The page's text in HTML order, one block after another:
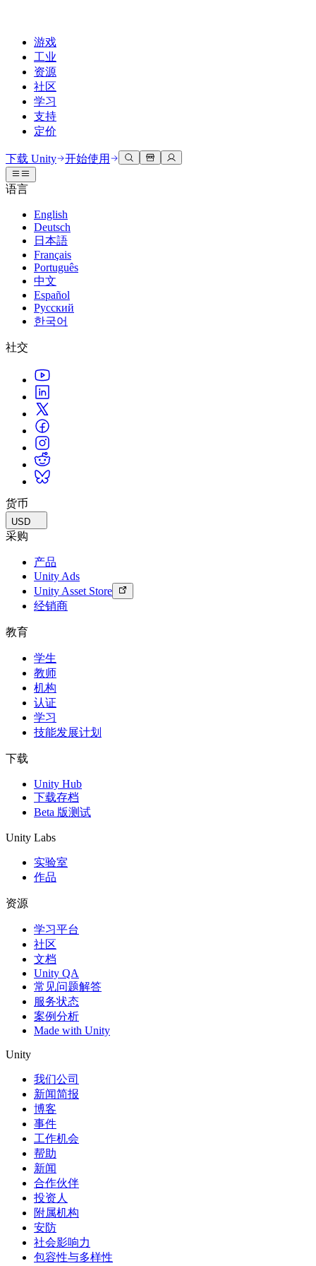
游戏
工业
资源
社区
学习
支持
定价
开发
Unity 引擎
为任何平台构建2D和3D游戏
协作
与团队协作并快速迭代
下载 Unity
计划和定价
部署
探索 Unity 支持的超过 25 个平台
常态化运营
游戏上线后的数据洞察与常态化运营
Grow
用户获取
被发现并获取移动用户
管理跨门店和D2C渠道的IAP（应用内购买）
商业化
通过 Unity 投放广告
使用案例
移动游戏
使用 Unity 打造移动端爆款游戏
独立游戏
小团队也能做出大游戏
XR 游戏
跨平台发布 XR 游戏
多人游戏
简化多人游戏开发
使用案例
3D协作
实时构建和审查3D项目
沉浸式培训
在沉浸式环境中培训
客户体验
创建互动3D体验
行业
实现运营卓越
零售
将店内体验转化为在线体验
汽车
提升创新能力和车内体验
查看所有行业
技术库
文档
官方用户手册和API参考
开发者工具
发布版本和问题跟踪器
路线图
查看即将推出的功能
技术术语库
案例分析
真实成功案例
最佳实践指南
专家提示和技巧
演示
演示、示例和构建模块
所有资源
新增功能
博客
更新、信息和技术提示
新闻
新闻、故事和新闻中心
社区中心
讨论
讨论、解决问题和连接
事件
全球和本地活动
社区故事
Made with Unity
展示Unity创作者
直播活动
Unity奖项
庆祝全球的Unity创作者
适合每个级别
Unity Learn
免费掌握Unity技能
专业培训
通过Unity培训师提升您的团队
Unity新手
准备开始
开始您的学习
你是Unity 新手？开始您的旅程
使用指南
可操作的技巧和最佳实践
教育
对于学生
开启您的职业生涯
增强您的教学
教育资助许可证
认证
证明您的Unity精通
支持选项
获取帮助
帮助您在Unity中取得成功
成功计划
通过专家支持更快实现目标
常见问题解答
常见问题解答
联系我们
下载 Unity 开始使用
语言
English
Deutsch
日本語
Français
Português
中文
Español
Русский
한국어
社交
货币
USD
采购
产品
Unity Ads
Unity Asset Store
经销商
教育
学生
教师
机构
认证
学习
技能发展计划
下载
Unity Hub
下载存档
Beta 版测试
Unity Labs
实验室
作品
资源
学习平台
社区
文档
Unity QA
常见问题解答
服务状态
案例分析
Made with Unity
Unity
我们公司
新闻简报
博客
事件
工作机会
帮助
新闻
合作伙伴
投资人
附属机构
安防
社会影响力
包容性与多样性